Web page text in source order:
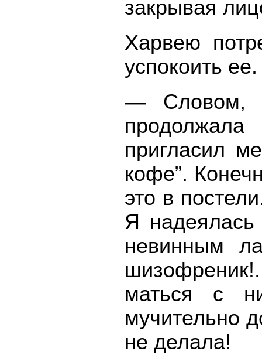
закрывая
Харвею
успокоить ее.
— Словом,
пригласил
кофе”.
это в
Я надеялась
невинным
маться с
мучительно
не делала!